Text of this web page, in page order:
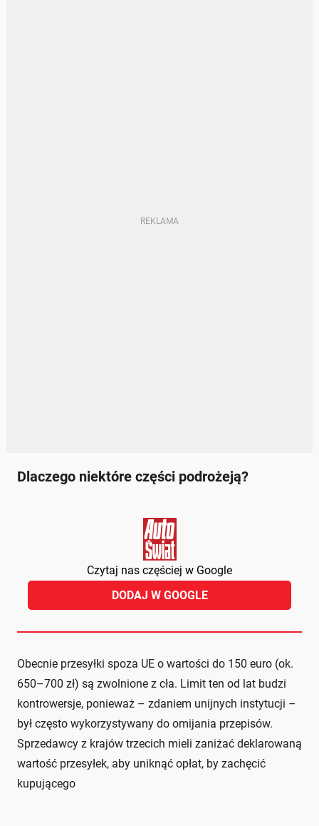
Dlaczego niektóre części podrożeją?
Czytaj nas częściej w Google
DODAJ W GOOGLE
Obecnie przesyłki spoza UE o wartości do 150 euro (ok.
650–700 zł) są zwolnione z cła. Limit ten od lat budzi
kontrowersje, ponieważ – zdaniem unijnych instytucji –
był często wykorzystywany do omijania przepisów.
Sprzedawcy z krajów trzecich mieli zaniżać deklarowaną
wartość przesyłek, aby uniknąć opłat, by zachęcić
kupującego